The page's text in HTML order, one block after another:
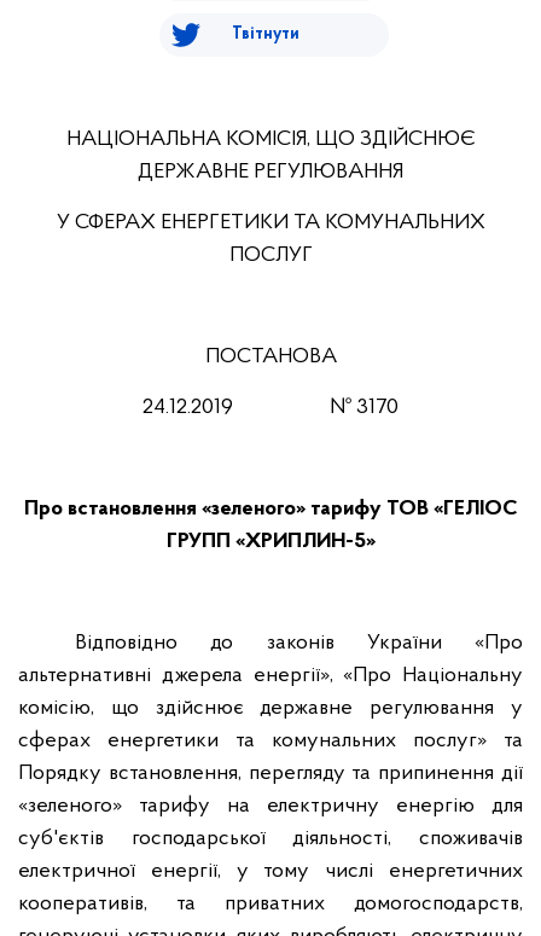
Твітнути
НАЦІОНАЛЬНА КОМІСІЯ, ЩО ЗДІЙСНЮЄ
ДЕРЖАВНЕ РЕГУЛЮВАННЯ
У СФЕРАХ ЕНЕРГЕТИКИ ТА КОМУНАЛЬНИХ
ПОСЛУГ
ПОСТАНОВА
24.12.2019 № 3170
Про встановлення «зеленого» тарифу ТОВ «ГЕЛІОС
ГРУПП «ХРИПЛИН-5»
Відповідно до законів України «Про
альтернативні джерела енергії», «Про Національну
комісію, що здійснює державне регулювання у
сферах енергетики та комунальних послуг» та
Порядку встановлення, перегляду та припинення дії
«зеленого» тарифу на електричну енергію для
суб'єктів господарської діяльності, споживачів
електричної енергії, у тому числі енергетичних
кооперативів, та приватних домогосподарств,